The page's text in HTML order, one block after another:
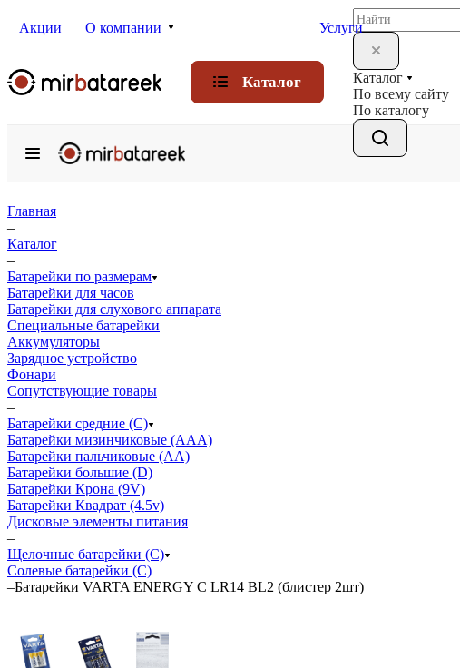
Акции О компании Услуги
Каталог
Каталог
По всему сайту
По каталогу
Главная
–
Каталог
–
Батарейки по размерам
Батарейки для часов
Батарейки для слухового аппарата
Специальные батарейки
Аккумуляторы
Зарядное устройство
Фонари
Сопутствующие товары
–
Батарейки средние (С)
Батарейки мизинчиковые (ААА)
Батарейки пальчиковые (АА)
Батарейки большие (D)
Батарейки Крона (9V)
Батарейки Квадрат (4.5v)
Дисковые элементы питания
–
Щелочные батарейки (C)
Солевые батарейки (C)
–Батарейки VARTA ENERGY C LR14 BL2 (блистер 2шт)